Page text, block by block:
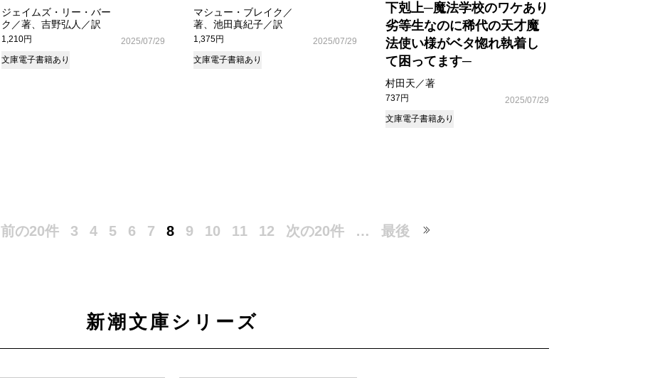
ジェイムズ・リー・バー
ク／著、吉野弘人／訳
1,210円
2025/07/29
文庫電子書籍あり
マシュー・ブレイク／
著、池田真紀子／訳
1,375円
2025/07/29
文庫電子書籍あり
下剋上─魔法学校のワケあり
劣等生なのに稀代の天才魔
法使い様がベタ惚れ執着し
て困ってます─
村田天／著
737円
2025/07/29
文庫電子書籍あり
前の20件 3 4 5 6 7 8 9 10 11 12 次の20件 … 最後
新潮文庫シリーズ